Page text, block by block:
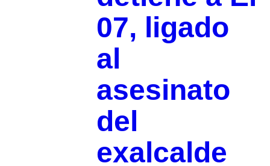
07, ligado
al
asesinato
del
exalcalde